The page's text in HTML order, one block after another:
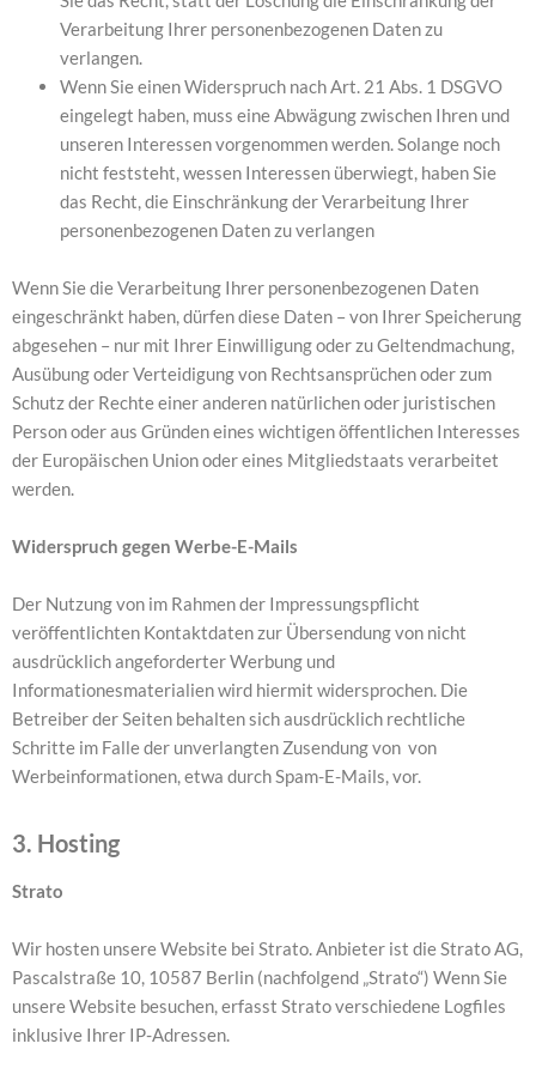
Verarbeitung Ihrer personenbezogenen Daten zu
verlangen.
Wenn Sie einen Widerspruch nach Art. 21 Abs. 1 DSGVO
eingelegt haben, muss eine Abwägung zwischen Ihren und
unseren Interessen vorgenommen werden. Solange noch
nicht feststeht, wessen Interessen überwiegt, haben Sie
das Recht, die Einschränkung der Verarbeitung Ihrer
personenbezogenen Daten zu verlangen
Wenn Sie die Verarbeitung Ihrer personenbezogenen Daten
eingeschränkt haben, dürfen diese Daten – von Ihrer Speicherung
abgesehen – nur mit Ihrer Einwilligung oder zu Geltendmachung,
Ausübung oder Verteidigung von Rechtsansprüchen oder zum
Schutz der Rechte einer anderen natürlichen oder juristischen
Person oder aus Gründen eines wichtigen öffentlichen Interesses
der Europäischen Union oder eines Mitgliedstaats verarbeitet
werden.
Widerspruch gegen Werbe-E-Mails
Der Nutzung von im Rahmen der Impressungspflicht
veröffentlichten Kontaktdaten zur Übersendung von nicht
ausdrücklich angeforderter Werbung und
Informationesmaterialien wird hiermit widersprochen. Die
Betreiber der Seiten behalten sich ausdrücklich rechtliche
Schritte im Falle der unverlangten Zusendung von von
Werbeinformationen, etwa durch Spam-E-Mails, vor.
3. Hosting
Strato
Wir hosten unsere Website bei Strato. Anbieter ist die Strato AG,
Pascalstraße 10, 10587 Berlin (nachfolgend „Strato“) Wenn Sie
unsere Website besuchen, erfasst Strato verschiedene Logfiles
inklusive Ihrer IP-Adressen.